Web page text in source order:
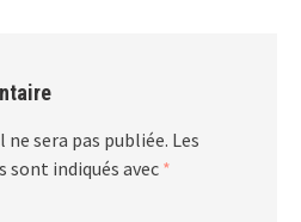
sera pas publiée. Les
indiqués avec *